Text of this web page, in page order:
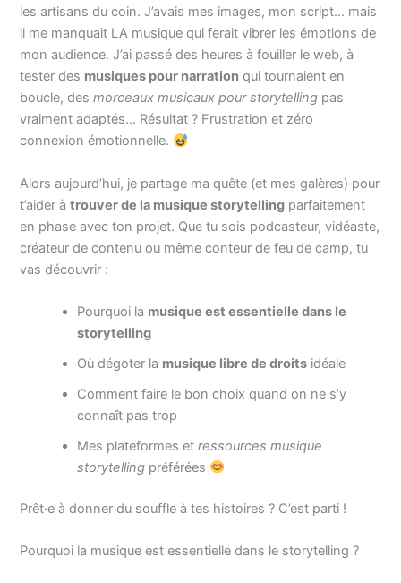
les artisans du coin. J’avais mes images, mon script… mais
il me manquait LA musique qui ferait vibrer les émotions de
mon audience. J’ai passé des heures à fouiller le web, à
tester des musiques pour narration qui tournaient en
boucle, desmorceaux musicaux pour storytelling pas
vraiment adaptés… Résultat ? Frustration et zéro
connexion émotionnelle.
Alors aujourd’hui, je partage ma quête (et mes galères) pour
t’aider àtrouver de la musique storytelling parfaitement
en phase avec ton projet. Que tu sois podcasteur, vidéaste,
créateur de contenu ou même conteur de feu de camp, tu
vas découvrir :
Pourquoi la musique est essentielle dans le
storytelling
Où dégoter la musique libre de droits idéale
Comment faire le bon choix quand on ne s’y
connaît pas trop
Mes plateformes etressources musique
storytelling préférées
Prêt·e à donner du souffle à tes histoires ? C’est parti !
Pourquoi la musique est essentielle dans le storytelling ?